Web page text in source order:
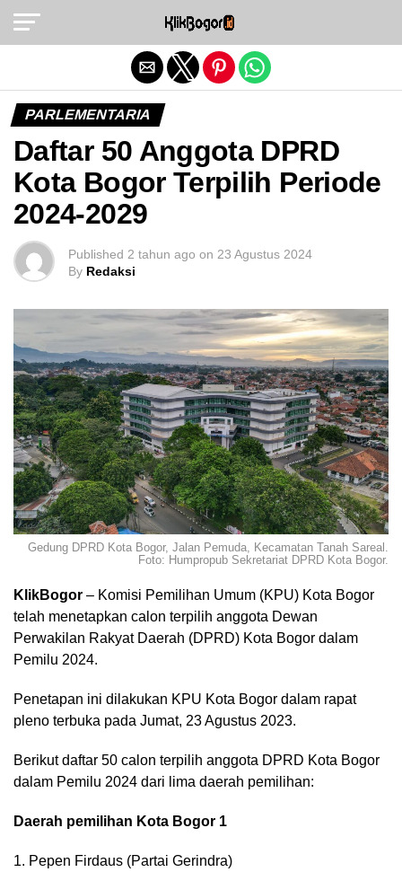
PARLEMENTARIA
Daftar 50 Anggota DPRD
Kota Bogor Terpilih Periode
2024-2029
Published 2 tahun ago on 23 Agustus 2024
By Redaksi
Gedung DPRD Kota Bogor, Jalan Pemuda, Kecamatan Tanah Sareal.
Foto: Humpropub Sekretariat DPRD Kota Bogor.
KlikBogor – Komisi Pemilihan Umum (KPU) Kota Bogor
telah menetapkan calon terpilih anggota Dewan
Perwakilan Rakyat Daerah (DPRD) Kota Bogor dalam
Pemilu 2024.
Penetapan ini dilakukan KPU Kota Bogor dalam rapat
pleno terbuka pada Jumat, 23 Agustus 2023.
Berikut daftar 50 calon terpilih anggota DPRD Kota Bogor
dalam Pemilu 2024 dari lima daerah pemilihan:
Daerah pemilihan Kota Bogor 1
1. Pepen Firdaus (Partai Gerindra)
Exit mobile version